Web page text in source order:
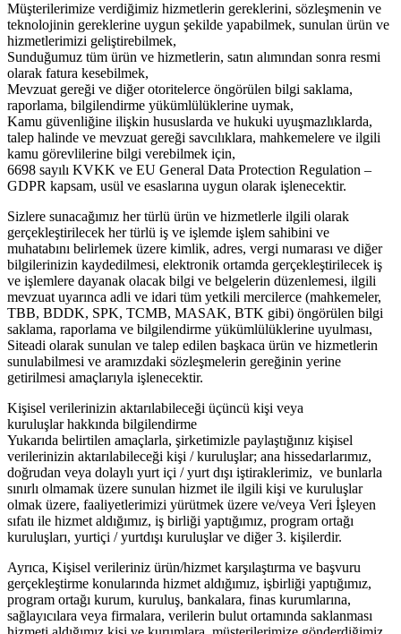
Müşterilerimize verdiğimiz hizmetlerin gereklerini, sözleşmenin ve
teknolojinin gereklerine uygun şekilde yapabilmek, sunulan ürün ve
hizmetlerimizi geliştirebilmek,
Sunduğumuz tüm ürün ve hizmetlerin, satın alımından sonra resmi
olarak fatura kesebilmek,
Mevzuat gereği ve diğer otoritelerce öngörülen bilgi saklama,
raporlama, bilgilendirme yükümlülüklerine uymak,
Kamu güvenliğine ilişkin hususlarda ve hukuki uyuşmazlıklarda,
talep halinde ve mevzuat gereği savcılıklara, mahkemelere ve ilgili
kamu görevlilerine bilgi verebilmek için,
6698 sayılı KVKK ve EU General Data Protection Regulation –
GDPR kapsam, usül ve esaslarına uygun olarak işlenecektir.
Sizlere sunacağımız her türlü ürün ve hizmetlerle ilgili olarak
gerçekleştirilecek her türlü iş ve işlemde işlem sahibini ve
muhatabını belirlemek üzere kimlik, adres, vergi numarası ve diğer
bilgilerinizin kaydedilmesi, elektronik ortamda gerçekleştirilecek iş
ve işlemlere dayanak olacak bilgi ve belgelerin düzenlemesi, ilgili
mevzuat uyarınca adli ve idari tüm yetkili mercilerce (mahkemeler,
TBB, BDDK, SPK, TCMB, MASAK, BTK gibi) öngörülen bilgi
saklama, raporlama ve bilgilendirme yükümlülüklerine uyulması,
Siteadi olarak sunulan ve talep edilen başkaca ürün ve hizmetlerin
sunulabilmesi ve aramızdaki sözleşmelerin gereğinin yerine
getirilmesi amaçlarıyla işlenecektir.
Kişisel verilerinizin aktarılabileceği üçüncü kişi veya
kuruluşlar hakkında bilgilendirme
Yukarıda belirtilen amaçlarla, şirketimizle paylaştığınız kişisel
verilerinizin aktarılabileceği kişi / kuruluşlar; ana hissedarlarımız,
doğrudan veya dolaylı yurt içi / yurt dışı iştiraklerimiz, ve bunlarla
sınırlı olmamak üzere sunulan hizmet ile ilgili kişi ve kuruluşlar
olmak üzere, faaliyetlerimizi yürütmek üzere ve/veya Veri İşleyen
sıfatı ile hizmet aldığımız, iş birliği yaptığımız, program ortağı
kuruluşları, yurtiçi / yurtdışı kuruluşlar ve diğer 3. kişilerdir.
Ayrıca, Kişisel verileriniz ürün/hizmet karşılaştırma ve başvuru
gerçekleştirme konularında hizmet aldığımız, işbirliği yaptığımız,
program ortağı kurum, kuruluş, bankalara, finas kurumlarına,
sağlayıcılara veya firmalara, verilerin bulut ortamında saklanması